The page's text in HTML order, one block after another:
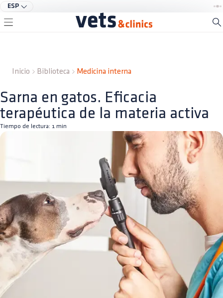
ESP
Inicio Biblioteca Medicina interna
Sarna en gatos. Eficacia
terapéutica de la materia activa
Tiempo de lectura: 1 min